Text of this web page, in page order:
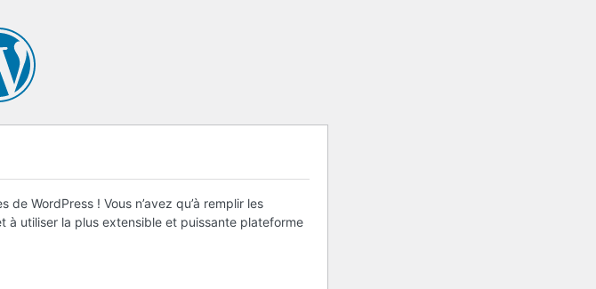
WordPress ! Vous n’avez qu’à remplir les
à utiliser la plus extensible et puissante plateforme